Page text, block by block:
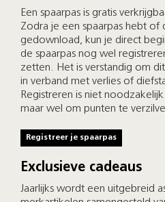
Een spaarpas is gratis
Zodra je een spaarpas hebt of
gedownload, kun je direct
de spaarpas nog wel
zetten. Het is verstandig om
in verband met verlies of
Registreren is niet
maar wel om punten te
Registreer je spaarpas
Exclusieve cadeaus
Jaarlijks wordt een uitgebreid